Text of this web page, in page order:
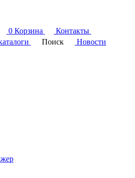
0 Корзина
Контакты
Поиск
Новости